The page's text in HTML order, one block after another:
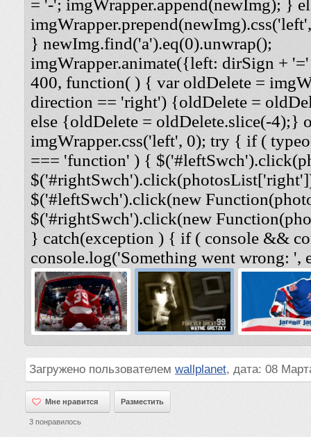
= '-'; imgWrapper.append(newImg); }
} newImg.find('a').eq(0).unwrap();
imgWrapper.animate({left: dirSign +
400, function( ) { var oldDelete =
direction == 'right') {oldDelete =
else {oldDelete = oldDelete.slice(-4);}
imgWrapper.css('left', 0); try { if (
=== 'function' ) {
$('#leftSwch').click(new
$('#rightSwch').click(new
} catch(exception ) { if ( console &&
console.log('Something went wrong:
Загружено пользователем wallplanet, дата: 08
Мне нравится
Мне нравится Разместить
3 понравилось